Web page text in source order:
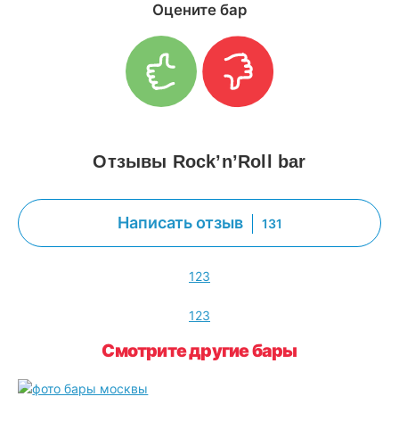
Оцените бар
Отзывы Rock’n’Roll bar
Написать отзыв 131
123
123
Смотрите другие бары